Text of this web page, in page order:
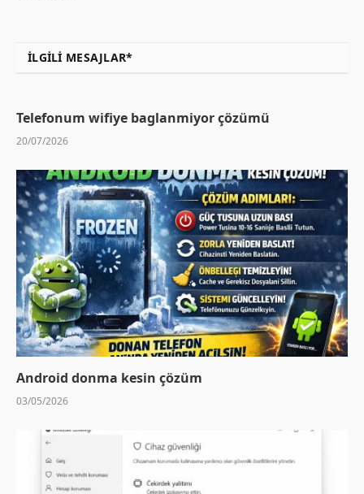
İLGILI MESAJLAR*
Telefonum wifiye baglanmiyor çözümü
20/07/2026
Android donma kesin çözüm
03/05/2026